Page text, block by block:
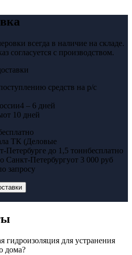
всегда в наличие на складе.
согласуется с производством.
средств на р/с
4 – 6 дней
от 10 дней
ТК (Деловые
до 1,5 тоннбесплатно
Санкт-Петербургуот 3 000 руб
запросу
гидроизоляция для устранения
дома?